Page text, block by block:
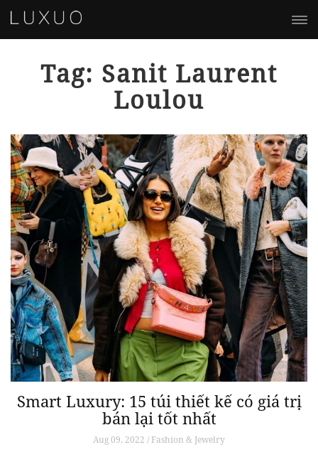
Tag: Sanit Laurent
Loulou
Smart Luxury: 15 túi thiết kế có giá trị
bán lại tốt nhất
Aug 09, 2022 / Fashion & Jewelry